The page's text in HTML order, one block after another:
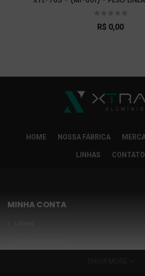
R$ 0,00
HOME NOSSA FÁBRICA
LINHAS CONTATO
MINHA CONTA